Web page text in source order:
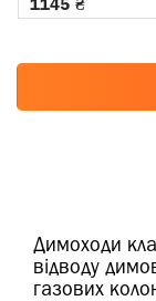
1145 ₴
Димоходи
відводу
газових